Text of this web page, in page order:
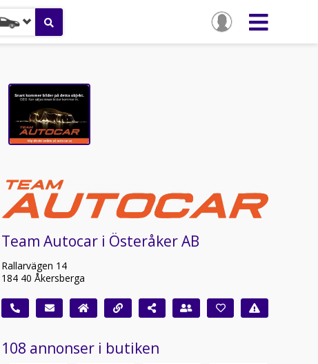
Team Autocar i Österåker AB
Rallarvägen 14
184 40 Åkersberga
108 annonser i butiken